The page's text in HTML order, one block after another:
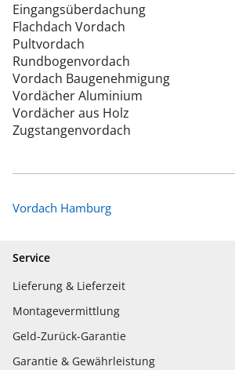
Eingangsüberdachung
Flachdach Vordach
Pultvordach
Rundbogenvordach
Vordach Baugenehmigung
Vordächer Aluminium
Vordächer aus Holz
Zugstangenvordach
Vordach Hamburg
Service
Lieferung & Lieferzeit
Montagevermittlung
Geld-Zurück-Garantie
Garantie & Gewährleistung